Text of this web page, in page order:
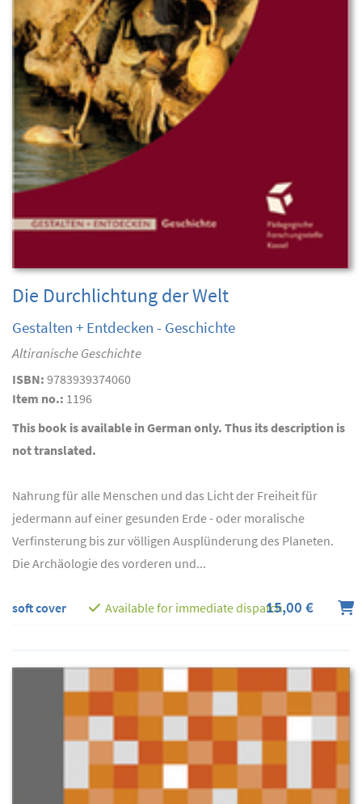
Die Durchlichtung der Welt
Gestalten + Entdecken - Geschichte
Altiranische Geschichte
ISBN: 9783939374060
Item no.: 1196
This book is available in German only. Thus its description is
not translated.
Nahrung für alle Menschen und das Licht der Freiheit für
jedermann auf einer gesunden Erde - oder moralische
Verfinsterung bis zur völligen Ausplünderung des Planeten.
Die Archäologie des vorderen und...
soft cover Available for immediate dispatch15,00 €